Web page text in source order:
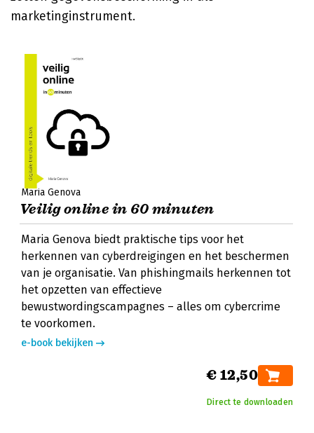
marketinginstrument.
Maria Genova
Veilig online in 60 minuten
Maria Genova biedt praktische tips voor het
herkennen van cyberdreigingen en het beschermen
van je organisatie. Van phishingmails herkennen tot
het opzetten van effectieve
bewustwordingscampagnes – alles om cybercrime
te voorkomen.
e-book bekijken
€ 12,50
Direct te downloaden